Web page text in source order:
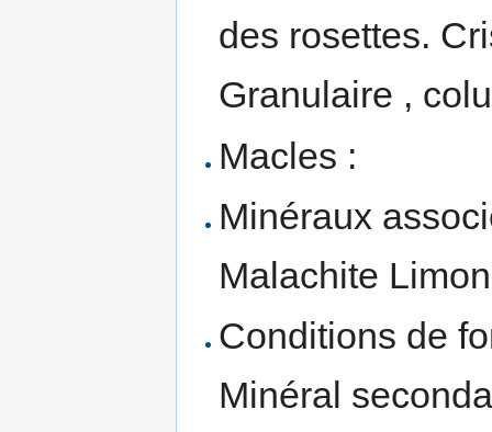
des rosettes.
Granulaire ,
Macles :
Minéraux
Malachite
Conditions de
Minéral